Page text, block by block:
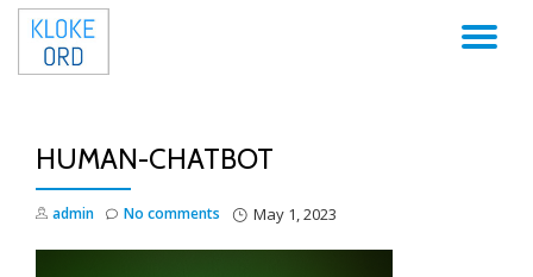
HUMAN-CHATBOT
admin May 1, 2023
No comments